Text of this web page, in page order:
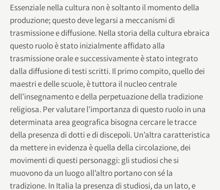
Essenziale nella cultura non è soltanto il momento della
produzione; questo deve legarsi a meccanismi di
trasmissione e diffusione. Nella storia della cultura ebraica
questo ruolo è stato inizialmente affidato alla
trasmissione orale e successivamente è stato integrato
dalla diffusione di testi scritti. Il primo compito, quello dei
maestri e delle scuole, è tuttora il nucleo centrale
dell’insegnamento e della perpetuazione della tradizione
religiosa. Per valutare l’importanza di questo ruolo in una
determinata area geografica bisogna cercare le tracce
della presenza di dotti e di discepoli. Un’altra caratteristica
da mettere in evidenza è quella della circolazione, dei
movimenti di questi personaggi: gli studiosi che si
muovono da un luogo all’altro portano con sé la
tradizione. In Italia la presenza di studiosi, da un lato, e